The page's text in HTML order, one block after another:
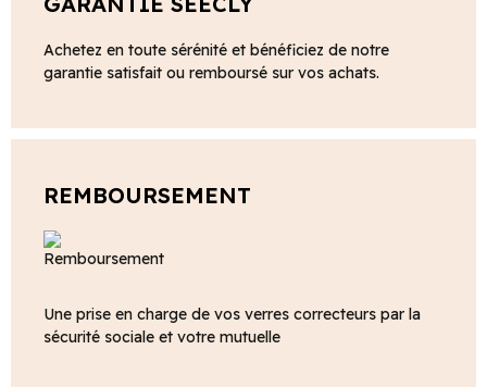
Achetez en toute sérénité et bénéficiez de notre
garantie satisfait ou remboursé sur vos achats.
REMBOURSEMENT
Une prise en charge de vos verres correcteurs par la
sécurité sociale et votre mutuelle